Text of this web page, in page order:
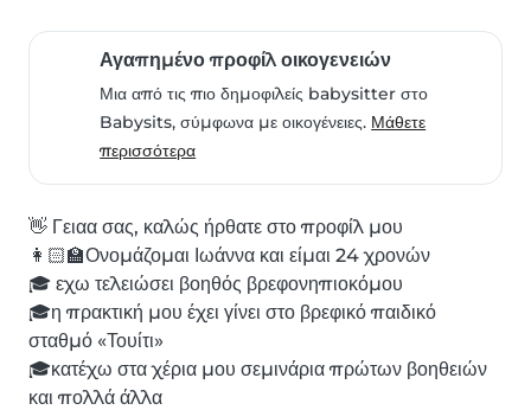
Αγαπημένο προφίλ οικογενειών
Μια από τις πιο δημοφιλείς babysitter στο
Babysits, σύμφωνα με οικογένειες. Μάθετε
περισσότερα
👋 Γειαα σας, καλώς ήρθατε στο προφίλ μου
👩🏻🏫Ονομάζομαι Ιωάννα και είμαι 24 χρονών
🎓 εχω τελειώσει βοηθός βρεφονηπιοκόμου
🎓η πρακτική μου έχει γίνει στο βρεφικό παιδικό
σταθμό «Τουίτι»
🎓κατέχω στα χέρια μου σεμινάρια πρώτων βοηθειών
και πολλά άλλα